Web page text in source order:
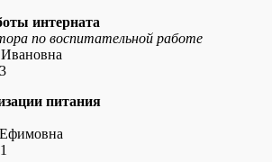
интерната
по воспитательной работе
питания